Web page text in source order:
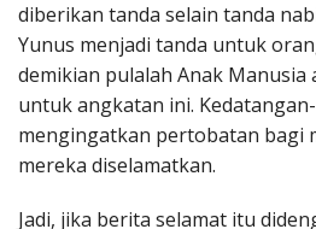
diberikan tanda selain tanda
Yunus menjadi tanda untuk
demikian pulalah Anak Manusia
untuk angkatan ini.
mengingatkan pertobatan bagi
mereka diselamatkan.
Jadi, jika berita selamat itu